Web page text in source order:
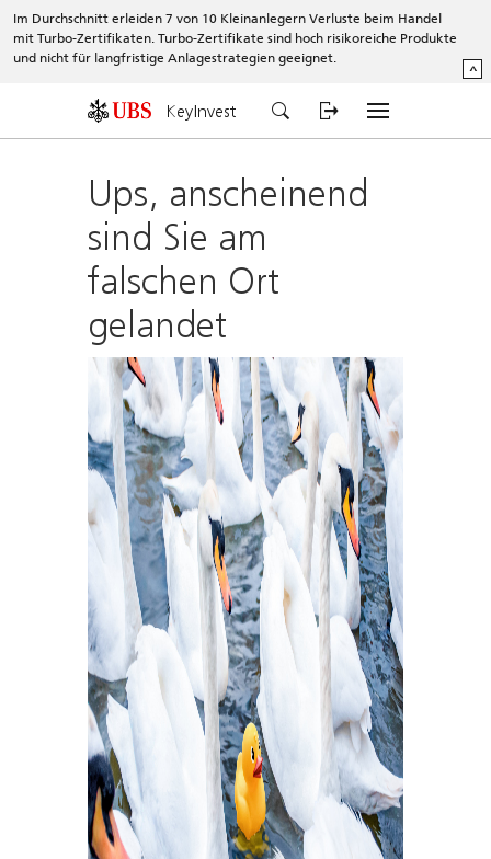
Im Durchschnitt erleiden 7 von 10 Kleinanlegern Verluste beim Handel
mit Turbo-Zertifikaten. Turbo-Zertifikate sind hoch risikoreiche Produkte
und nicht für langfristige Anlagestrategien geeignet.
^
KeyInvest
Ups, anscheinend
sind Sie am
falschen Ort
gelandet